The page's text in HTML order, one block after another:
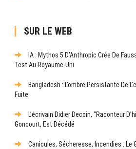
SUR LE WEB
IA : Mythos 5 D’Anthropic Crée De
Test Au Royaume-Uni
Bangladesh : L’ombre Persistante De
Fuite
L’écrivain Didier Decoin, "raconteur
Goncourt, Est Décédé
Canicules, Sécheresse, Incendies : Le